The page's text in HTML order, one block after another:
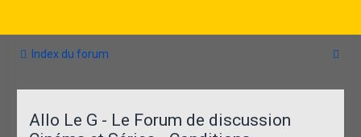
Index du forum
Allo Le G - Le Forum de discussion